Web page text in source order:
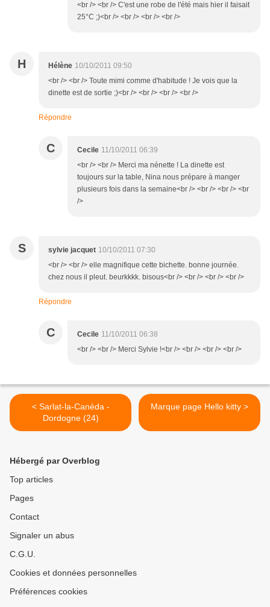
<br /> <br /> C'est une robe de l'été mais hier il faisait
25°C ;)<br /> <br /> <br /> <br />
H Hélène 10/10/2011 09:50
<br /> <br /> Toute mimi comme d'habitude ! Je vois que la
dinette est de sortie ;)<br /> <br /> <br /> <br />
Répondre
C Cecile 11/10/2011 06:39
<br /> <br /> Merci ma nénette ! La dinette est
toujours sur la table, Nina nous prépare à manger
plusieurs fois dans la semaine<br /> <br /> <br /> <br
/>
S sylvie jacquet 10/10/2011 07:30
<br /> <br /> elle magnifique cette bichette. bonne journée.
chez nous il pleut. beurkkkk. bisous<br /> <br /> <br /> <br />
Répondre
C Cecile 11/10/2011 06:38
<br /> <br /> Merci Sylvie !<br /> <br /> <br /> <br />
< Sarlat-la-Canéda -
Dordogne (24)
Marque page Hello kitty >
Hébergé par Overblog
Top articles
Pages
Contact
Signaler un abus
C.G.U.
Cookies et données personnelles
Préférences cookies